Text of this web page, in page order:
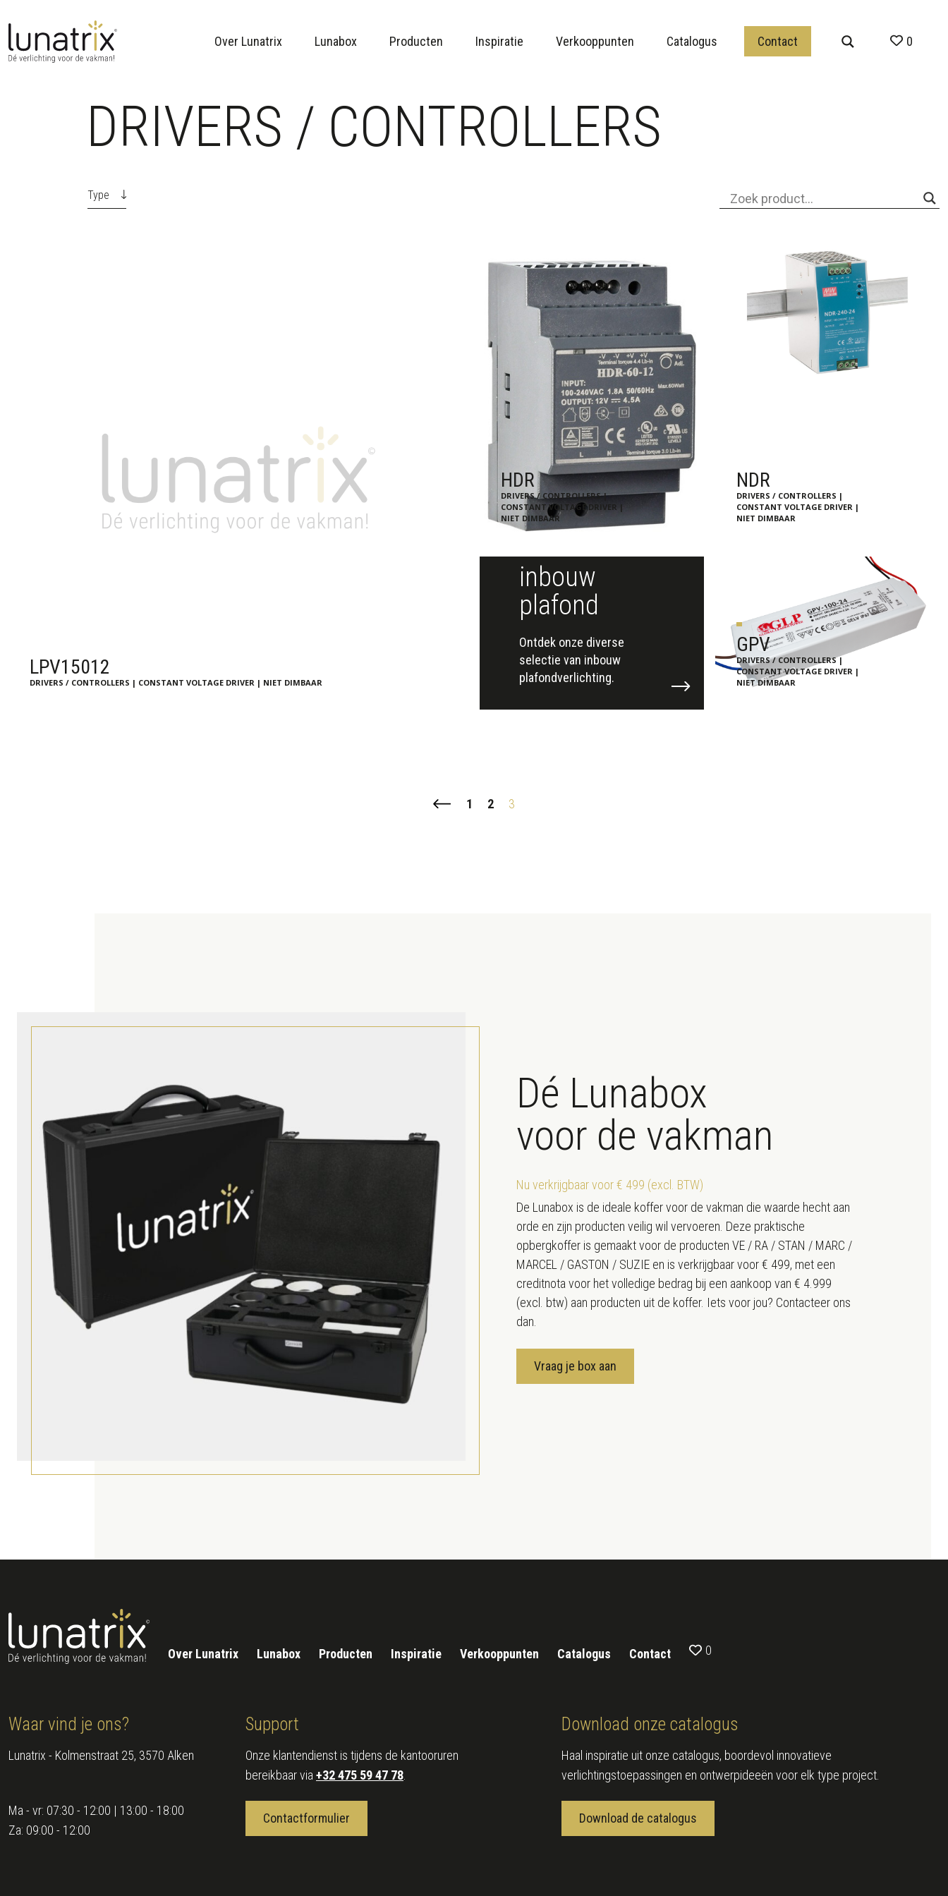
Over Lunatrix Lunabox Producten Inspiratie Verkooppunten Catalogus Contact 0
DRIVERS / CONTROLLERS
Type
LPV15012
DRIVERS / CONTROLLERS | CONSTANT VOLTAGE DRIVER | NIET DIMBAAR
HDR
DRIVERS / CONTROLLERS |
CONSTANT VOLTAGE DRIVER |
NIET DIMBAAR
NDR
DRIVERS / CONTROLLERS |
CONSTANT VOLTAGE DRIVER |
NIET DIMBAAR
inbouw
plafond
Ontdek onze diverse
selectie van inbouw
plafondverlichting.
GPV
DRIVERS / CONTROLLERS |
CONSTANT VOLTAGE DRIVER |
NIET DIMBAAR
1 2 3
Dé Lunabox
voor de vakman
Nu verkrijgbaar voor € 499 (excl. BTW)
De Lunabox is de ideale koffer voor de vakman die waarde hecht aan
orde en zijn producten veilig wil vervoeren. Deze praktische
opbergkoffer is gemaakt voor de producten VE / RA / STAN / MARC /
MARCEL / GASTON / SUZIE en is verkrijgbaar voor € 499, met een
creditnota voor het volledige bedrag bij een aankoop van € 4.999
(excl. btw) aan producten uit de koffer. Iets voor jou? Contacteer ons
dan.
Vraag je box aan
Over Lunatrix Lunabox Producten Inspiratie Verkooppunten Catalogus Contact 0
Waar vind je ons?
Lunatrix - Kolmenstraat 25, 3570 Alken
Ma - vr: 07:30 - 12:00 | 13:00 - 18:00
Za: 09:00 - 12:00
Support
Onze klantendienst is tijdens de kantooruren
bereikbaar via +32 475 59 47 78
Contactformulier
Download onze catalogus
Haal inspiratie uit onze catalogus, boordevol innovatieve
verlichtingstoepassingen en ontwerpideeën voor elk type project.
Download de catalogus